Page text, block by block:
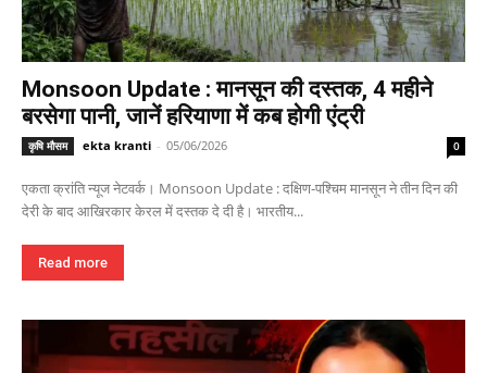
Monsoon Update : मानसून की दस्तक, 4 महीने
बरसेगा पानी, जानें हरियाणा में कब होगी एंट्री
कृषि मौसम ekta kranti - 05/06/2026 0
एकता क्रांति न्यूज नेटवर्क। Monsoon Update : दक्षिण-पश्चिम मानसून ने तीन दिन की
देरी के बाद आखिरकार केरल में दस्तक दे दी है। भारतीय...
Read more